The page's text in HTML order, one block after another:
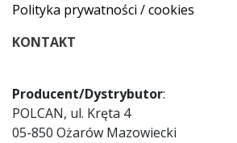
Polityka prywatności / cookies
KONTAKT
Producent/Dystrybutor:
POLCAN, ul. Kręta 4
05-850 Ożarów Mazowiecki